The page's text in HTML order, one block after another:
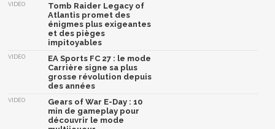
VIDÉO
Tomb Raider Legacy of
Atlantis promet des
énigmes plus exigeantes
et des pièges
impitoyables
VIDÉO
EA Sports FC 27 : le mode
Carrière signe sa plus
grosse révolution depuis
des années
VIDÉO
Gears of War E-Day : 10
min de gameplay pour
découvrir le mode